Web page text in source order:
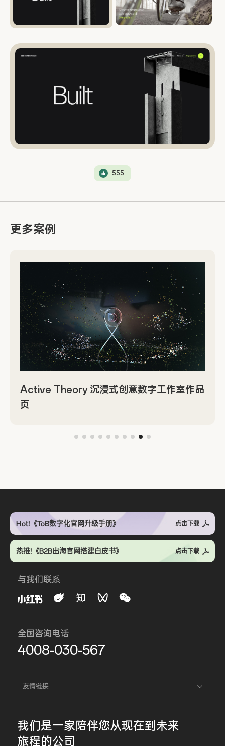
555
更多案例
Active Theory 沉浸式创意数字工作室作品
页
Hot!《ToB数字化官网升级手册》 点击下载
热推!《B2B出海官网搭建白皮书》 点击下载
与我们联系
全国咨询电话
4008-030-567
友情链接
我们是一家陪伴您从现在到未来
旅程的公司